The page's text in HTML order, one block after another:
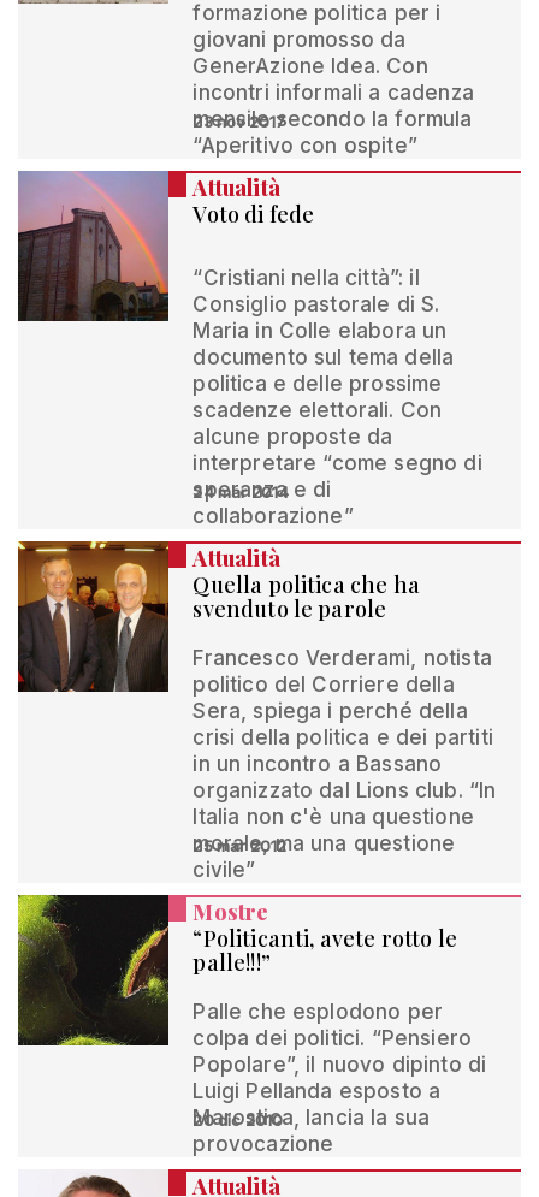
formazione politica per i
giovani promosso da
GenerAzione Idea. Con
incontri informali a cadenza
mensile secondo la formula
“Aperitivo con ospite”
23 nov 2017
Attualità
Voto di fede
“Cristiani nella città”: il
Consiglio pastorale di S.
Maria in Colle elabora un
documento sul tema della
politica e delle prossime
scadenze elettorali. Con
alcune proposte da
interpretare “come segno di
speranza e di
collaborazione”
24 mar 2014
Attualità
Quella politica che ha
svenduto le parole
Francesco Verderami, notista
politico del Corriere della
Sera, spiega i perché della
crisi della politica e dei partiti
in un incontro a Bassano
organizzato dal Lions club. “In
Italia non c'è una questione
morale, ma una questione
civile”
25 mar 2012
Mostre
“Politicanti, avete rotto le
palle!!!”
Palle che esplodono per
colpa dei politici. “Pensiero
Popolare”, il nuovo dipinto di
Luigi Pellanda esposto a
Marostica, lancia la sua
provocazione
20 dic 2010
Attualità